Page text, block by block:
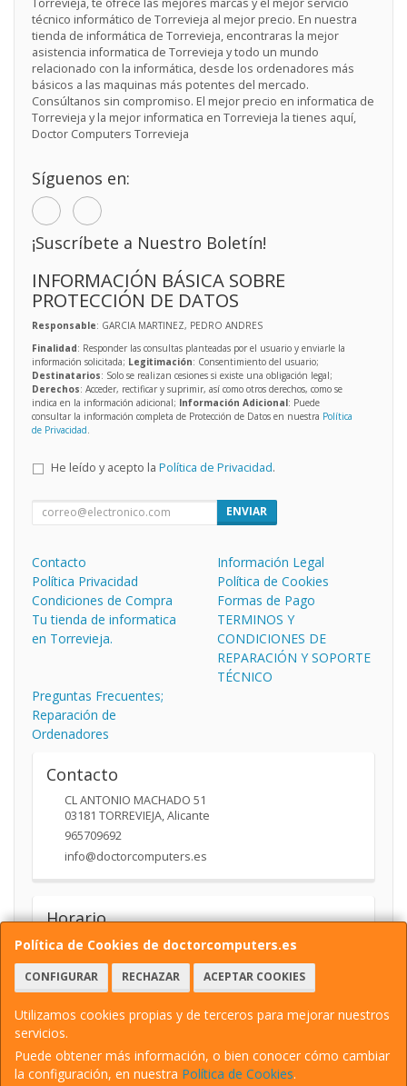
Política de Cookies de doctorcomputers.es
CONFIGURAR RECHAZAR ACEPTAR COOKIES
Utilizamos cookies propias y de terceros para mejorar nuestros
servicios.
Puede obtener más información, o bien conocer cómo cambiar
la configuración, en nuestra Política de Cookies.
técnico informático de Torrevieja al mejor precio. En nuestra
tienda de informática de Torrevieja, encontraras la mejor
asistencia informatica de Torrevieja y todo un mundo
relacionado con la informática, desde los ordenadores más
básicos a las maquinas más potentes del mercado.
Consúltanos sin compromiso. El mejor precio en informatica de
Torrevieja y la mejor informatica en Torrevieja la tienes aquí,
Doctor Computers Torrevieja
Síguenos en:
¡Suscríbete a Nuestro Boletín!
INFORMACIÓN BÁSICA SOBRE
PROTECCIÓN DE DATOS
Responsable: GARCIA MARTINEZ, PEDRO ANDRES
Finalidad: Responder las consultas planteadas por el usuario y enviarle la
información solicitada; Legitimación: Consentimiento del usuario;
Destinatarios: Solo se realizan cesiones si existe una obligación legal;
Derechos: Acceder, rectificar y suprimir, así como otros derechos, como se
indica en la información adicional; Información Adicional: Puede
consultar la información completa de Protección de Datos en nuestra Política
de Privacidad
He leído y acepto la Política de Privacidad.
ENVIAR
Contacto
Información Legal
Política Privacidad
Política de Cookies
Condiciones de Compra
Formas de Pago
Tu tienda de informatica
en Torrevieja.
TERMINOS Y
CONDICIONES DE
REPARACIÓN Y SOPORTE
TÉCNICO
Preguntas Frecuentes;
Reparación de
Ordenadores
Contacto
CL ANTONIO MACHADO 51
03181 TORREVIEJA,Alicante
965709692
info@doctorcomputers.es
Horario
10:00- 14:00 17:30 -19:30